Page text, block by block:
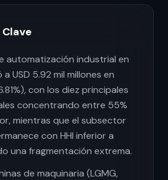
automatización industrial en
USD 5.92 mil millones en
con los diez principales
concentrando entre 55%
mientras que el subsector
con HHI inferior a
una fragmentación extrema.
de maquinaria (LGMG,